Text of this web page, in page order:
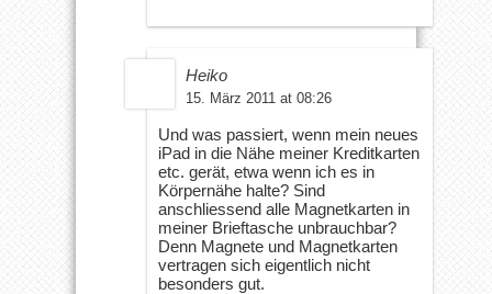
Heiko
15. März 2011 at 08:26
Und was passiert, wenn mein neues
iPad in die Nähe meiner Kreditkarten
etc. gerät, etwa wenn ich es in
Körpernähe halte? Sind
anschliessend alle Magnetkarten in
meiner Brieftasche unbrauchbar?
Denn Magnete und Magnetkarten
vertragen sich eigentlich nicht
besonders gut.